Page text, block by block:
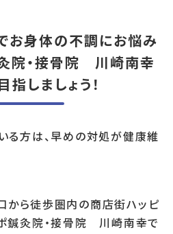
お身体の不調にお悩み
院・接骨院 川崎南幸
指しましょう！
る方は、早めの対処が健康維
から徒歩圏内の商店街ハッピ
鍼灸院・接骨院 川崎南幸で